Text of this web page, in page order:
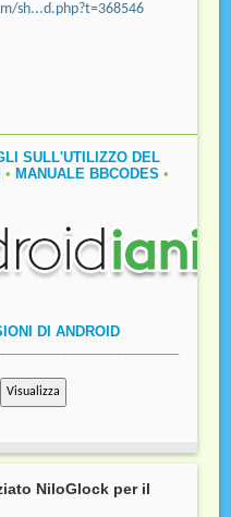
sh...d.php?t=368546
SULL'UTILIZZO DEL
• MANUALE BBCODES •
DI ANDROID
NiloGlock per il